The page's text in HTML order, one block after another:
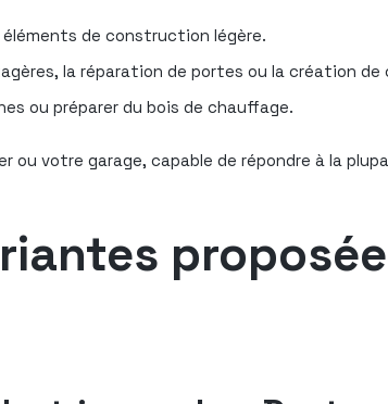
éléments de construction légère.
la réparation de portes ou la création de
ou préparer du bois de chauffage.
votre garage, capable de répondre à la